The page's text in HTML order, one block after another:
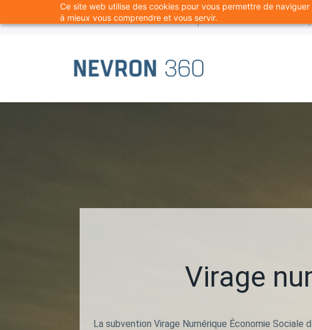
Ce site web utilise des cookies pour vous permettre de
à mieux vous comprendre et vous servir.
to
info@nevron360.com
Virage
La subvention Virage Numérique Économie